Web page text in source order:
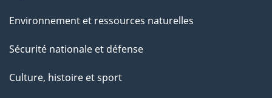
Environnement et ressources naturelles
Sécurité nationale et défense
Culture, histoire et sport